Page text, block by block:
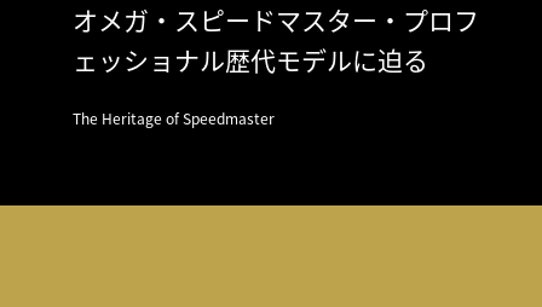
オメガ・スピードマスター・プロフ
ェッショナル歴代モデルに迫る
The Heritage of Speedmaster